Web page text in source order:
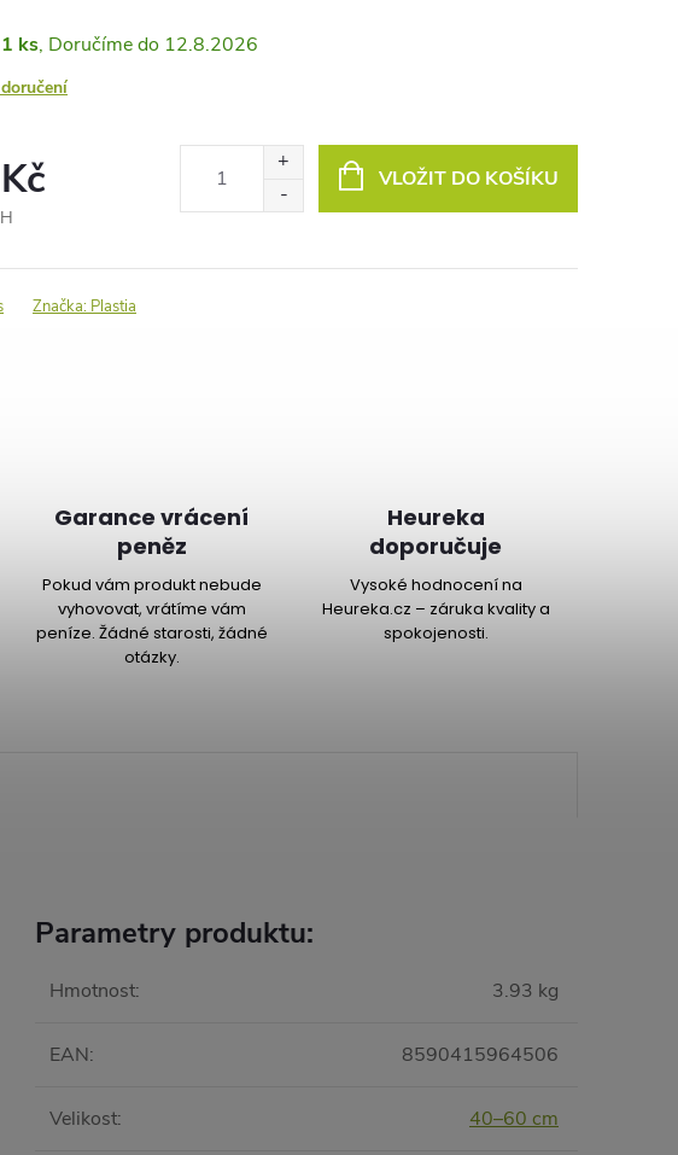
1 ks 12.8.2026
VLOŽIT DO KOŠÍKU
Značka: Plastia
Garance vrácení
peněz
Pokud vám produkt nebude
vyhovovat, vrátíme vám
peníze. Žádné starosti, žádné
otázky.
Heureka
doporučuje
Vysoké hodnocení na
Heureka.cz – záruka kvality a
spokojenosti.
Parametry produktu:
Hmotnost: 3.93 kg
EAN: 8590415964506
Velikost: 40–60 cm